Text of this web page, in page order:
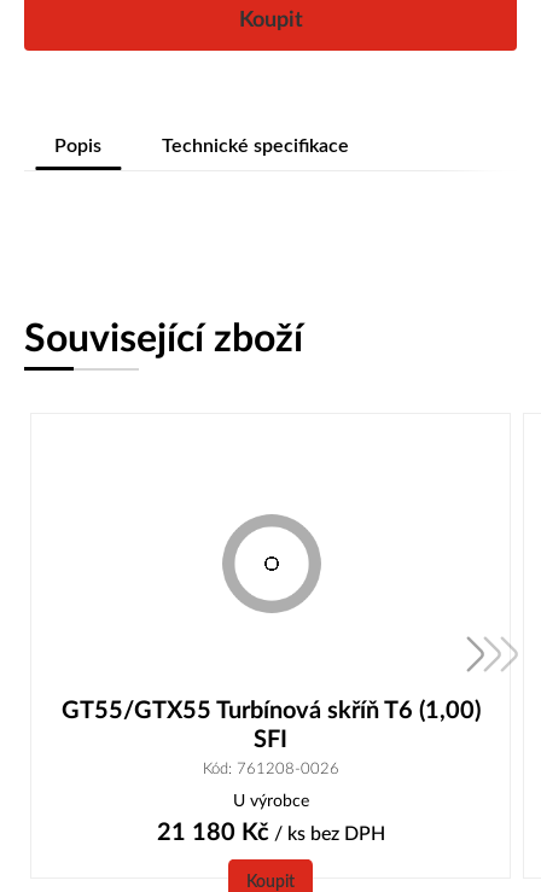
Koupit
Popis Technické specifikace
Související zboží
GT55/GTX55 Turbínová skříň T6 (1,00)
SFI
Kód: 761208-0026
U výrobce
21 180 Kč/ ks bez DPH
Koupit